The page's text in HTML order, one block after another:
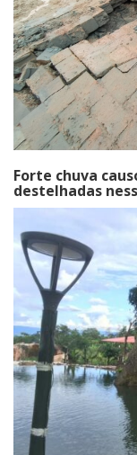
Forte chuva
destelhadas